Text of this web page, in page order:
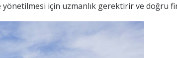
yönetilmesi için uzmanlık gerektirir ve doğru